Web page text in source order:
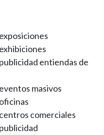
entiendas de
masivos
comerciales